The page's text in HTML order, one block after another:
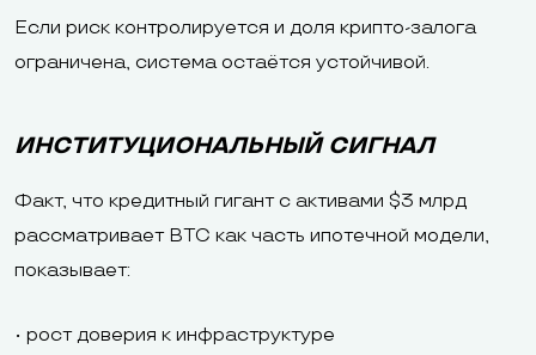
Если риск контролируется и доля крипто-залога
ограничена, система остаётся устойчивой.
ИНСТИТУЦИОНАЛЬНЫЙ СИГНАЛ
Факт, что кредитный гигант с активами $3 млрд
рассматривает BTC как часть ипотечной модели,
показывает:
• рост доверия к инфраструктуре